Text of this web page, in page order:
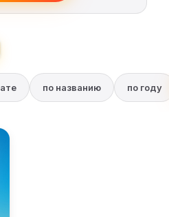
по названию по году